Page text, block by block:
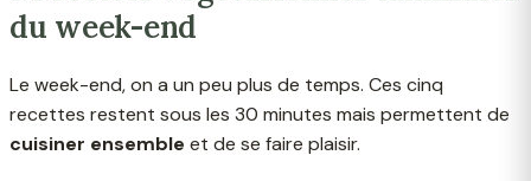
du week-end
Le week-end, on a un peu plus de temps. Ces cinq
recettes restent sous les 30 minutes mais permettent de
cuisiner ensemble et de se faire plaisir.